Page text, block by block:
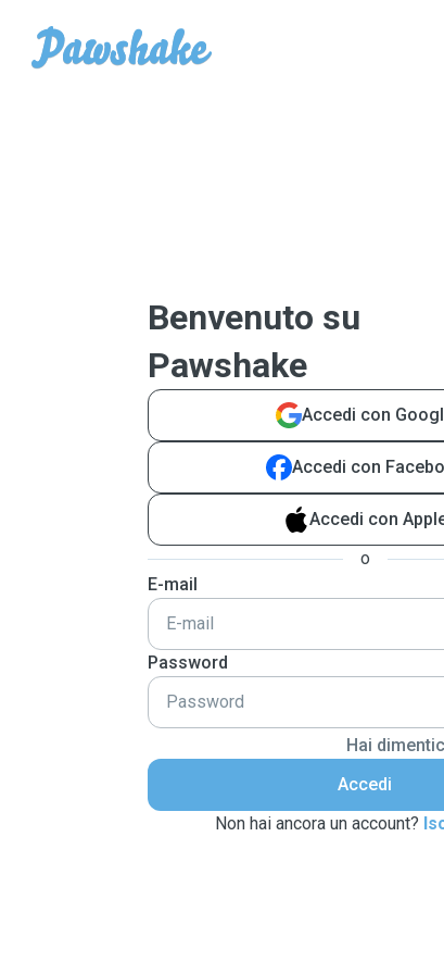
Benvenuto su
Pawshake
Accedi con
Accedi con
Accedi con
o
E-mail
Password
Hai
Accedi
Non hai ancora un account?